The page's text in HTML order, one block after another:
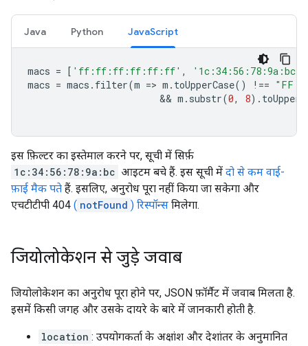
Java Python JavaScript
macs = [ 'ff:ff:ff:ff:ff:ff' , '1c:34:56:78:9a:bc'
macs = macs . filter(m => m . toUpperCase() !==
                        &&
m . substr(0, 8).
इस फ़िल्टर का इस्तेमाल करने पर, सूची में सिर्फ़
1c:34:56:78:9a:bc आइटम बचे हैं. इस सूची में दो से कम वाई-
फ़ाई मैक पते हैं. इसलिए, अनुरोध पूरा नहीं किया जा सकेगा और
एचटीटीपी 404 ( notFound ) रिस्पॉन्स मिलेगा.
जियोलोकेशन से जुड़े जवाब
जियोलोकेशन का अनुरोध पूरा होने पर, JSON फ़ॉर्मैट में जवाब मिलता है.
इसमें किसी जगह और उसके दायरे के बारे में जानकारी होती है.
location : उपयोगकर्ता के अक्षांश और देशांतर के अनुमानित